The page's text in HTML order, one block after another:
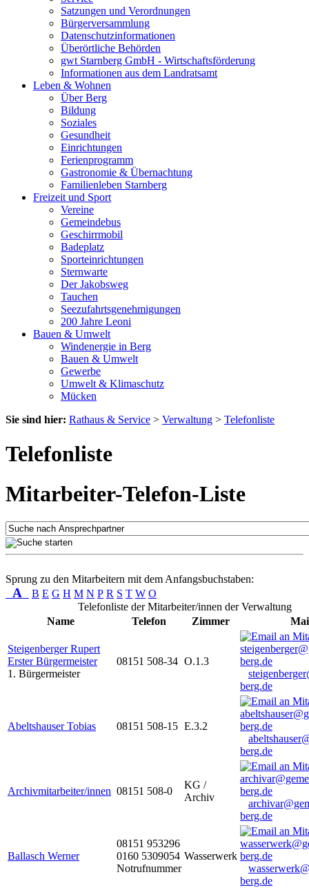
Satzungen und Verordnungen
Bürgerversammlung
Datenschutzinformationen
Überörtliche Behörden
gwt Starnberg GmbH - Wirtschaftsförderung
Informationen aus dem Landratsamt
Leben & Wohnen
Über Berg
Bildung
Soziales
Gesundheit
Einrichtungen
Ferienprogramm
Gastronomie & Übernachtung
Familienleben Starnberg
Freizeit und Sport
Vereine
Gemeindebus
Geschirrmobil
Badeplatz
Sporteinrichtungen
Sternwarte
Der Jakobsweg
Tauchen
Seezufahrtsgenehmigungen
200 Jahre Leoni
Bauen & Umwelt
Windenergie in Berg
Bauen & Umwelt
Gewerbe
Umwelt & Klimaschutz
Mücken
Sie sind hier: Rathaus & Service > Verwaltung > Telefonliste
Telefonliste
Mitarbeiter-Telefon-Liste
Sprung zu den Mitarbeitern mit dem Anfangsbuchstaben:
A B E G H M N P R S T W O
Telefonliste der Mitarbeiter/innen der Verwaltung
Name
Telefon Zimmer
Steigenberger Rupert
Erster Bürgermeister
1. Bürgermeister
08151 508-34 O.1.3
berg.de
Abeltshauser Tobias 08151 508-15 E.3.2
berg.de
Archivmitarbeiter/innen 08151 508-0
KG /
Archiv
berg.de
Ballasch Werner
08151 953296
0160 5309054
Notrufnummer
Wasserwerk
berg.de